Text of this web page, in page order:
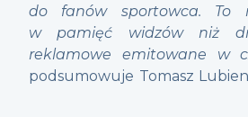
do fanów sportowca. To
w pamięć widzów niż
reklamowe emitowane w
podsumowuje Tomasz